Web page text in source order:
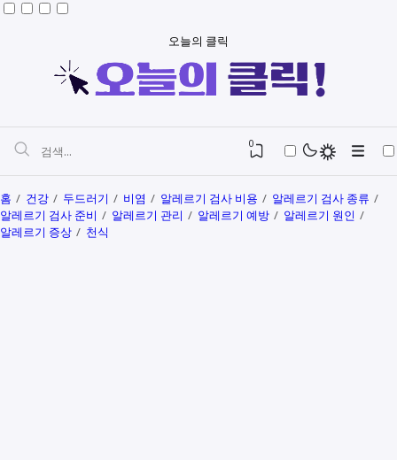
오늘의 클릭
0
홈 건강 두드러기 비염 알레르기 검사 비용
알레르기 검사 종류
알레르기 검사 준비
알레르기 관리 알레르기 예방
알레르기 원인
알레르기 증상
천식